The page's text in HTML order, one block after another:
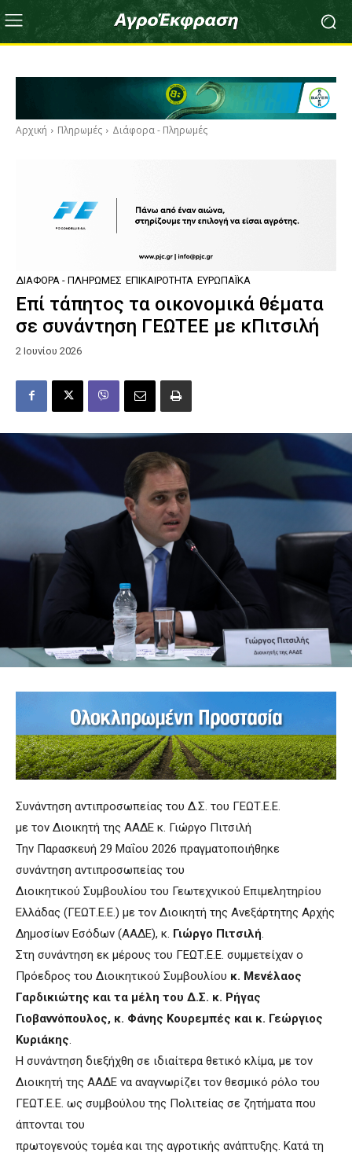
Αρχική Πληρωμές Διάφορα - Πληρωμές
ΔΙΆΦΟΡΑ - ΠΛΗΡΩΜΈΣ ΕΠΙΚΑΙΡΌΤΗΤΑ ΕΥΡΩΠΑΪΚΆ
Επί τάπητος τα οικονομικά θέματα
σε συνάντηση ΓΕΩΤΕΕ με κΠιτσιλή
2 Ιουνίου 2026
Συνάντηση αντιπροσωπείας του Δ.Σ. του ΓΕΩΤ.Ε.Ε.
με τον Διοικητή της ΑΑΔΕ κ. Γιώργο Πιτσιλή
Την Παρασκευή 29 Μαΐου 2026 πραγματοποιήθηκε
συνάντηση αντιπροσωπείας του
Διοικητικού Συμβουλίου του Γεωτεχνικού Επιμελητηρίου
Ελλάδας (ΓΕΩΤ.Ε.Ε.) με τον Διοικητή της Ανεξάρτητης Αρχής
Δημοσίων Εσόδων (ΑΑΔΕ), κ. Γιώργο Πιτσιλή.
Στη συνάντηση εκ μέρους του ΓΕΩΤ.Ε.Ε. συμμετείχαν ο
Πρόεδρος του Διοικητικού Συμβουλίου κ. Μενέλαος
Γαρδικιώτης και τα μέλη του Δ.Σ. κ. Ρήγας
Γιοβαννόπουλος, κ. Φάνης Κουρεμπές και κ. Γεώργιος
Κυριάκης.
Η συνάντηση διεξήχθη σε ιδιαίτερα θετικό κλίμα, με τον
Διοικητή της ΑΑΔΕ να αναγνωρίζει τον θεσμικό ρόλο του
ΓΕΩΤ.Ε.Ε. ως συμβούλου της Πολιτείας σε ζητήματα που
άπτονται του
πρωτογενούς τομέα και της αγροτικής ανάπτυξης. Κατά τη